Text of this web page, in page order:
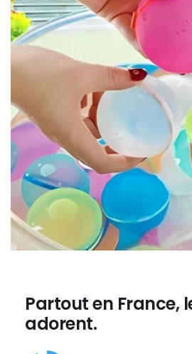
Partout en France,
adorent.